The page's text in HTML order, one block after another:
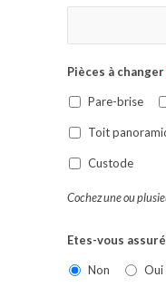
Pièces à changer
Pare-brise
Toit
Custode
Cochez une ou
Etes-vous
Non Oui